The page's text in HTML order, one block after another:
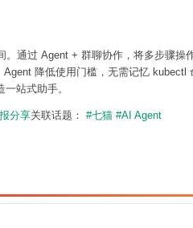
通过 Agent + 群聊协作，将多步骤
降低使用门槛，无需记忆
站式助手。
分享关联话题： #七猫 #AI Agent